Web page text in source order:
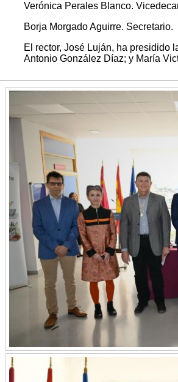
Verónica Perales Blanco.
Borja Morgado Aguirre. Secretario.
El rector, José Luján, ha presidido
Antonio González Díaz; y María